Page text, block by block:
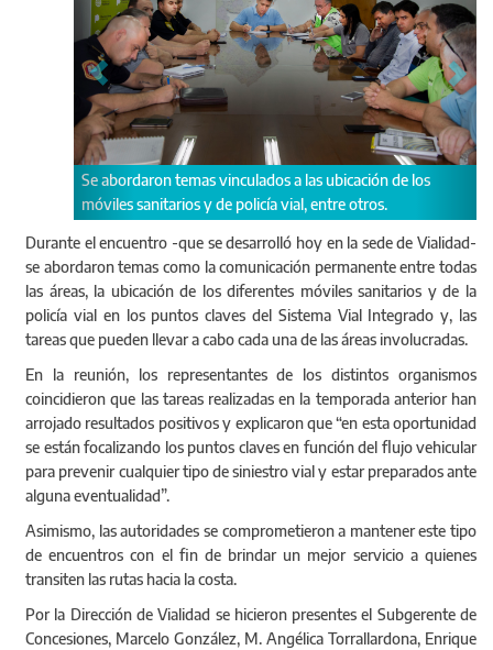
vinculados a las ubicación de los
de policía vial, entre otros.
Las autoridades se
de encuentros con el fin de
Durante el encuentro -que se desarrolló hoy en la sede de Vialidad-
se abordaron temas como la comunicación permanente entre todas
las áreas, la ubicación de los diferentes móviles sanitarios y de la
policía vial en los puntos claves del Sistema Vial Integrado y, las
tareas que pueden llevar a cabo cada una de las áreas involucradas.
En la reunión, los representantes de los distintos organismos
coincidieron que las tareas realizadas en la temporada anterior han
arrojado resultados positivos y explicaron que “en esta oportunidad
se están focalizando los puntos claves en función del flujo vehicular
para prevenir cualquier tipo de siniestro vial y estar preparados ante
alguna eventualidad”.
Asimismo, las autoridades se comprometieron a mantener este tipo
de encuentros con el fin de brindar un mejor servicio a quienes
transiten las rutas hacia la costa.
Por la Dirección de Vialidad se hicieron presentes el Subgerente de
Concesiones, Marcelo González, M. Angélica Torrallardona, Enrique